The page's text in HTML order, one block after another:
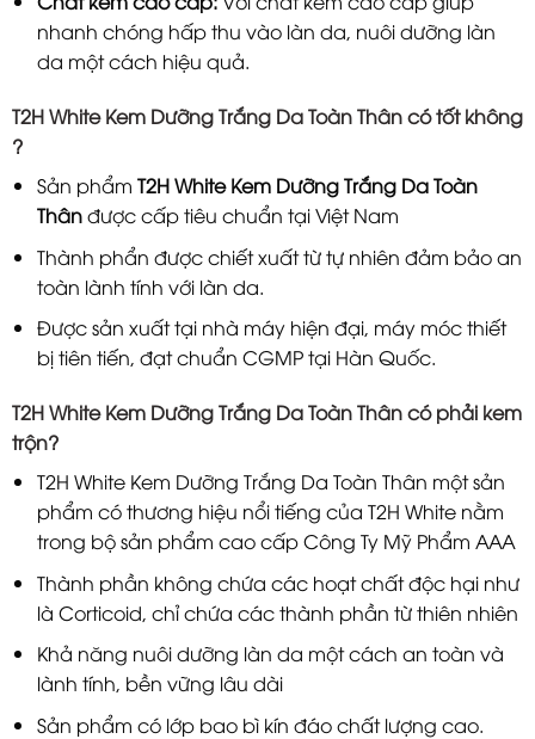
nhanh chóng hấp thu vào làn da, nuôi dưỡng làn
da một cách hiệu quả.
T2H White Kem Dưỡng Trắng Da Toàn Thâncó tốt không
?
Sản phẩm T2H White Kem Dưỡng Trắng Da Toàn
Thânđược cấp tiêu chuẩn tại Việt Nam
Thành phẩn được chiết xuất từ tự nhiên đảm bảo an
toàn lành tính với làn da.
Được sản xuất tại nhà máy hiện đại, máy móc thiết
bị tiên tiến, đạt chuẩn CGMP tại Hàn Quốc.
T2H White Kem Dưỡng Trắng Da Toàn Thân có phải kem
trộn?
T2H White Kem Dưỡng Trắng Da Toàn Thân một sản
phẩm có thương hiệu nổi tiếng của T2H White nằm
trong bộ sản phẩm cao cấp Công Ty Mỹ Phẩm AAA
Thành phần không chứa các hoạt chất độc hại như
là Corticoid, chỉ chứa các thành phần từ thiên nhiên
Khả năng nuôi dưỡng làn da một cách an toàn và
lành tính, bền vững lâu dài
Sản phẩm có lớp bao bì kín đáo chất lượng cao.